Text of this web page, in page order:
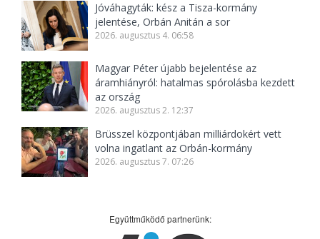
Jóváhagyták: kész a Tisza-kormány
jelentése, Orbán Anitán a sor
2026. augusztus 4. 06:58
Magyar Péter újabb bejelentése az
áramhiányról: hatalmas spórolásba kezdett
az ország
2026. augusztus 2. 12:37
Brüsszel központjában milliárdokért vett
volna ingatlant az Orbán-kormány
2026. augusztus 7. 07:26
Együttműködő partnerünk: